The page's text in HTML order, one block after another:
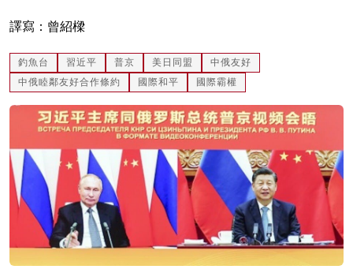
譯寫：曾紹樑
釣魚台 習近平 普京 美日同盟
中俄友好
中俄睦鄰友好合作條約
國際和平 國際霸權